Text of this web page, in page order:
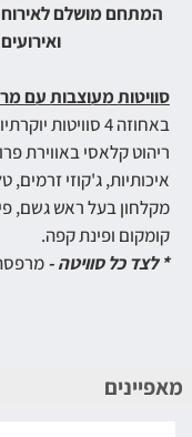
המתחם מושלם לאירוח
סוויטות מעוצבות עם
באחוזה 4
ריהוט קלאסי באווירת
איכותיות, ג'קוזי
מקלחון בעל ראש גשם,
קומקום ופינת קפה.
* לצד כל סוויטה -
הוילה מרווחת ומאובזרת
מאפיינים